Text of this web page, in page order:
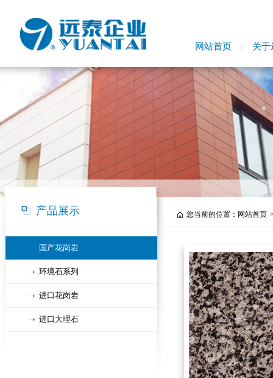
网站首页 关于
产品展示
国产花岗岩
环境石系列
进口花岗岩
进口大理石
您当前的位置： 网站首页